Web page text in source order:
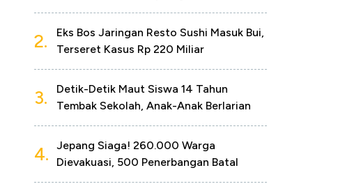
2.
Eks Bos Jaringan Resto Sushi Masuk Bui,
Terseret Kasus Rp 220 Miliar
3.
Detik-Detik Maut Siswa 14 Tahun
Tembak Sekolah, Anak-Anak Berlarian
4.
Jepang Siaga! 260.000 Warga
Dievakuasi, 500 Penerbangan Batal